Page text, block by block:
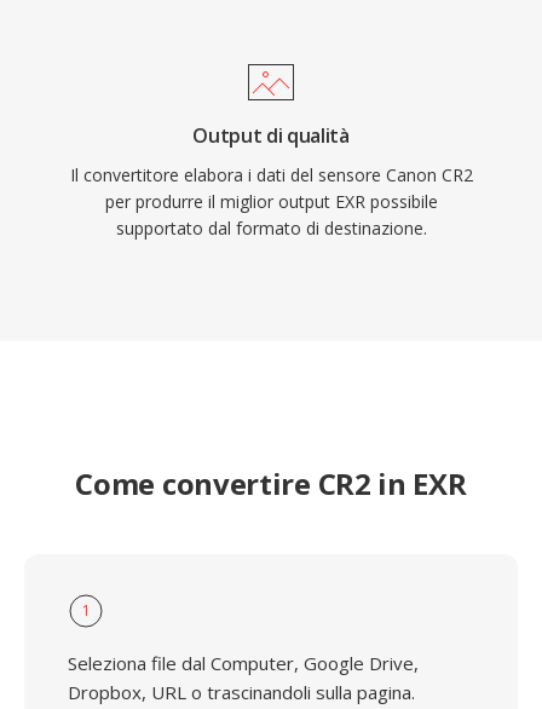
Output di qualità
Il convertitore elabora i dati del sensore Canon CR2
per produrre il miglior output EXR possibile
supportato dal formato di destinazione.
Come convertire CR2 in EXR
1
Seleziona file dal Computer, Google Drive,
Dropbox, URL o trascinandoli sulla pagina.